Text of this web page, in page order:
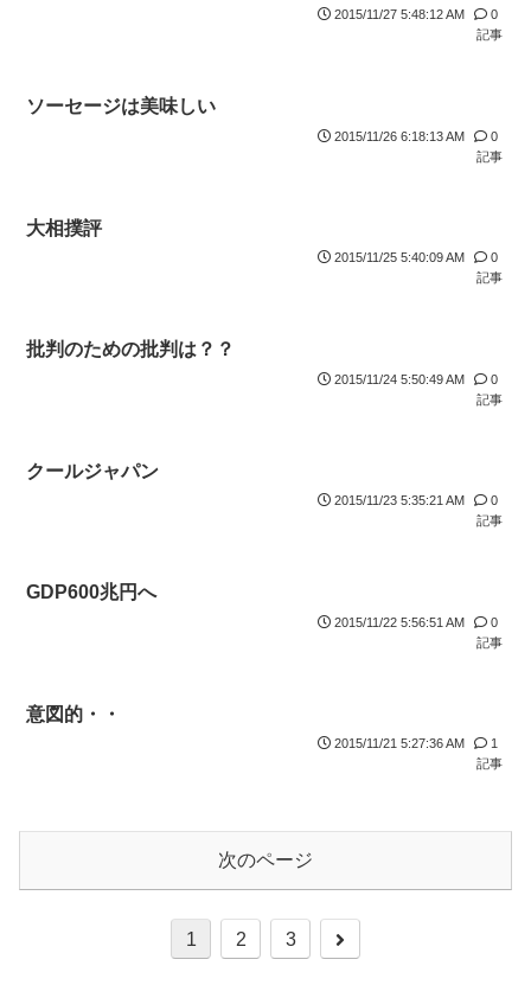
2015/11/27 5:48:12 AM
0
記事
ソーセージは美味しい
2015/11/26 6:18:13 AM
0
記事
大相撲評
2015/11/25 5:40:09 AM
0
記事
批判のための批判は？？
2015/11/24 5:50:49 AM
0
記事
クールジャパン
2015/11/23 5:35:21 AM
0
記事
GDP600兆円へ
2015/11/22 5:56:51 AM
0
記事
意図的・・
2015/11/21 5:27:36 AM
1
記事
次のページ
1 2 3